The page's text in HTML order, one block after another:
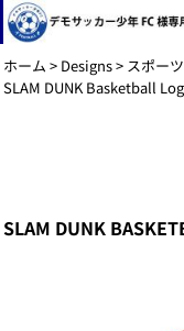
ホーム > Designs> スポーツ
SLAM DUNK Basketball
SLAM DUNK